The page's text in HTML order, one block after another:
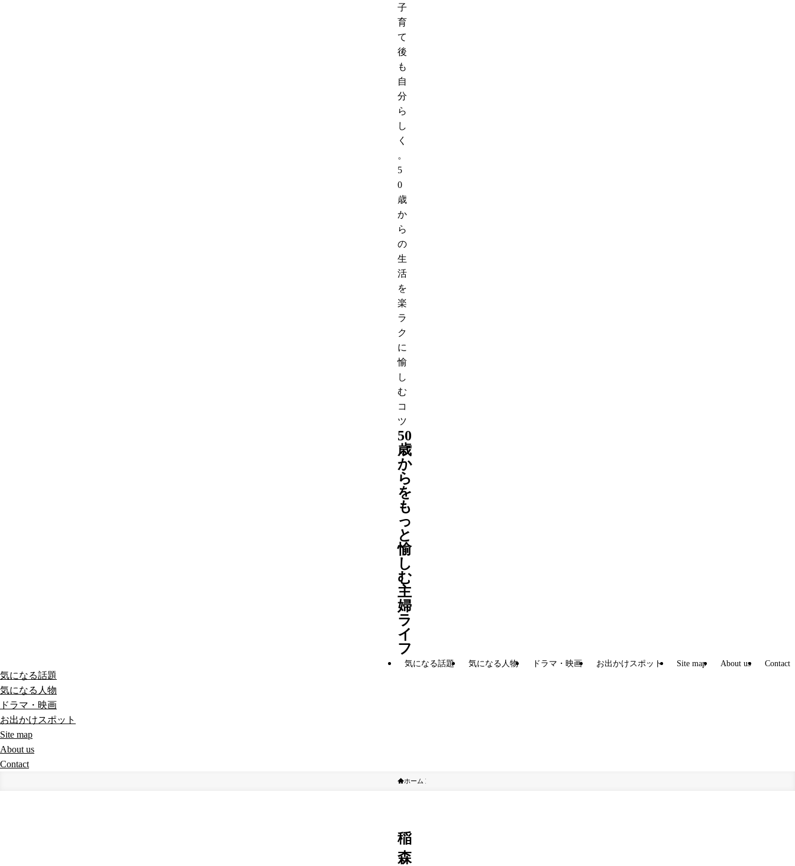
子
育
て
後
も
自
分
ら
し
く
。
5
0
歳
か
ら
の
生
活
を
楽
ラ
ク
に
愉
し
む
コ
ツ
50
歳
か
ら
を
も
っ
と
愉
し
む
主
婦
ラ
イ
フ
気になる話題 気になる人物 ドラマ・映画 お出かけスポット Site map About us Contact
気になる話題
気になる人物
ドラマ・映画
お出かけスポット
Site map
About us
Contact
ホーム
稲
森